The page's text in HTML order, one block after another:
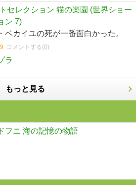
セレクション 猫の楽園 (世界ショー
ン 7)
ベカイユの死が一番面白かった。
コメントする(0)
ラ
もっと見る
フニ 海の記憶の物語